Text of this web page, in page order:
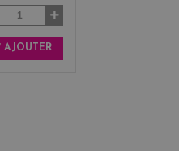
AJOUTER